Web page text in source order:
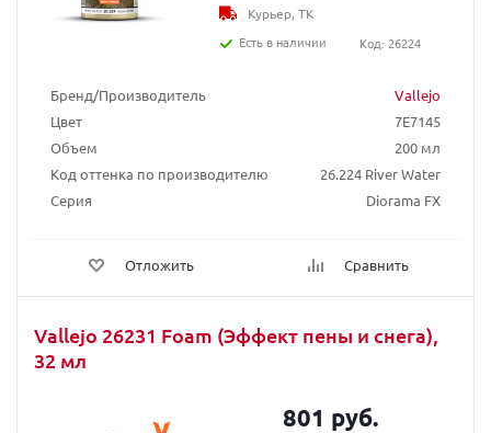
Бренд/Производитель
Vallejo
Цвет
7E7145
Объем
200 мл
Код оттенка по производителю
26.224 River Water
Серия
Diorama FX
Отложить Сравнить
Курьер, ТК
Есть в наличии
Код: 26224
Vallejo 26231 Foam (Эффект пены и снега),
32 мл
801 руб.